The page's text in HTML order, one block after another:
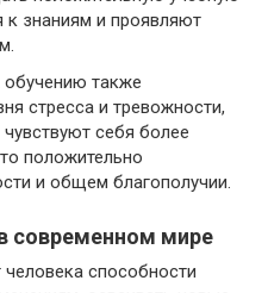
к знаниям и проявляют
также
стресса и тревожности,
себя более
положительно
и общем благополучии.
современном мире
способности